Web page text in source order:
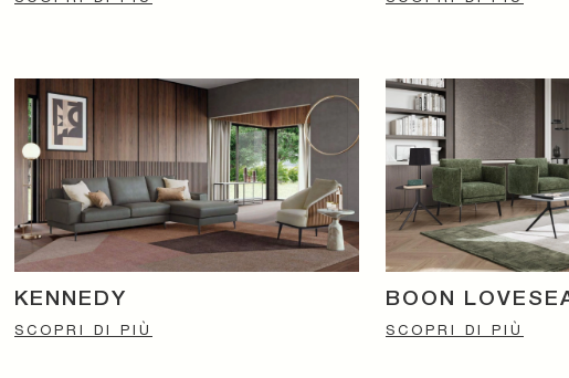
KENNEDY
SCOPRI DI PIÙ
BOON
SCOPRI DI PIÙ